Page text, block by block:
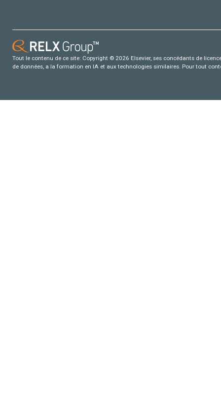
Tout le contenu de ce site: Copyright © 2026 Elsevier, ses concédants de
de données, a la formation en IA et aux technologies similaires. Pour tout